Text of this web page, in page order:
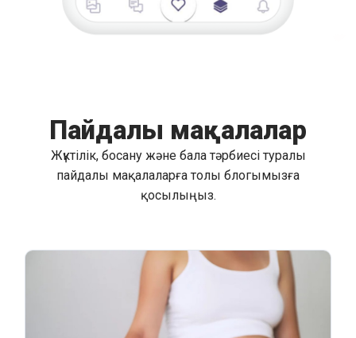
Пайдалы мақалалар
Жүктілік, босану және бала тәрбиесі туралы
пайдалы мақалаларға толы блогымызға
қосылыңыз.